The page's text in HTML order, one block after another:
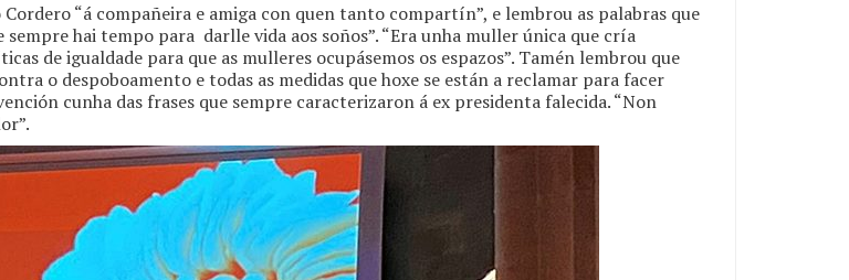
“á compañeira e amiga con quen tanto compartín”, e lembrou as palabras que
hai tempo para darlle vida aos soños”. “Era unha muller única que cría
de igualdade para que as mulleres ocupásemos os espazos”. Tamén lembrou que
o despoboamento e todas as medidas que hoxe se están a reclamar para facer
cunha das frases que sempre caracterizaron á ex presidenta falecida. “Non